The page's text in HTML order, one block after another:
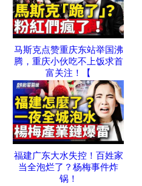
马斯克点赞重庆东站举国沸
腾，重庆小伙吃不上饭求首
富关注！【
福建广东大水失控！百姓家
当全泡烂了？杨梅事件炸
锅！